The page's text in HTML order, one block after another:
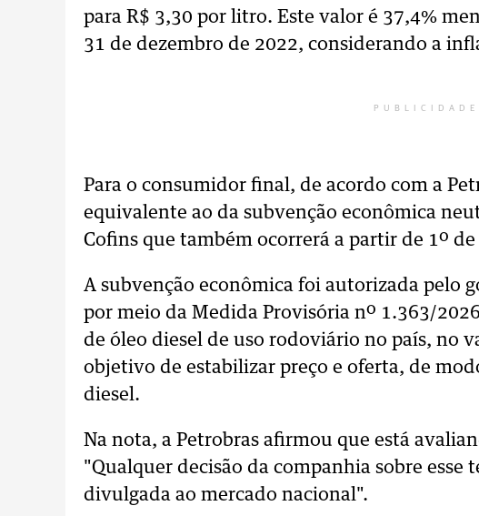
para R$ 3,30 por litro. Este valor é 37,4%
31 de dezembro de 2022, considerando a
PUBLICIDADE
Para o consumidor final, de acordo com a
equivalente ao da subvenção econômica
Cofins que também ocorrerá a partir de 1º
A subvenção econômica foi autorizada pelo
por meio da Medida Provisória nº 1.363/
de óleo diesel de uso rodoviário no país, no
objetivo de estabilizar preço e oferta, de
diesel.
Na nota, a Petrobras afirmou que está
"Qualquer decisão da companhia sobre esse
divulgada ao mercado nacional".